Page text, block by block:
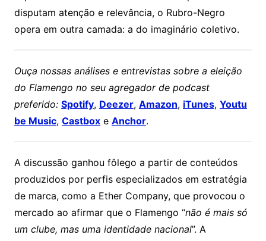
disputam atenção e relevância, o Rubro-Negro
opera em outra camada: a do imaginário coletivo.
Ouça nossas análises e entrevistas sobre a eleição
do Flamengo no seu agregador de podcast
preferido: Spotify, Deezer, Amazon, iTunes, Youtu
be Music, Castboxe Anchor.
A discussão ganhou fôlego a partir de conteúdos
produzidos por perfis especializados em estratégia
de marca, como a Ether Company, que provocou o
mercado ao afirmar que o Flamengo “não é mais só
um clube, mas uma identidade nacional”. A